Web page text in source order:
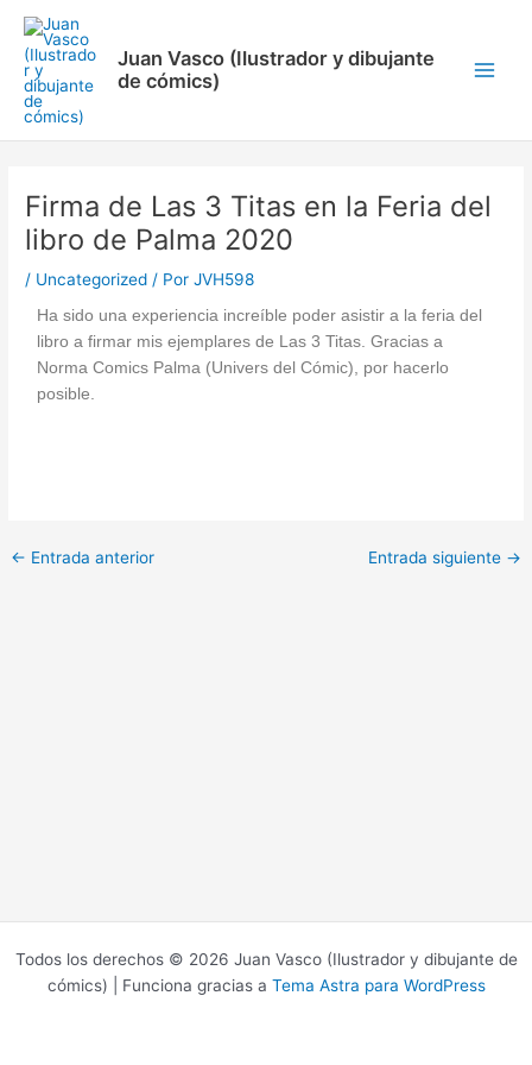
contenido
Juan Vasco (Ilustrador y dibujante
de cómics)
Menu
Firma de Las 3 Titas en la Feria del
libro de Palma 2020
/ Uncategorized / PorJVH598
Ha sido una experiencia increíble poder asistir a la feria del
libro a firmar mis ejemplares de Las 3 Titas. Gracias a
Norma Comics Palma (Univers del Cómic), por hacerlo
posible.
de
entradas
← Entrada anterior Entrada siguiente →
Todos los derechos © 2026 Juan Vasco (Ilustrador y dibujante de
cómics) | Funciona gracias a Tema Astra para WordPress